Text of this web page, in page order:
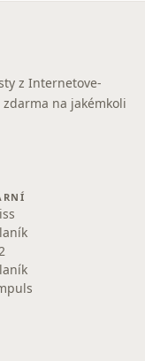
z Internetove-
na jakémkoli